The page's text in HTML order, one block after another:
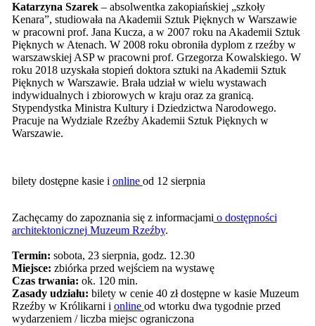
Katarzyna Szarek– absolwentka zakopiańskiej „szkoły
Kenara”, studiowała na Akademii Sztuk Pięknych w Warszawie
w pracowni prof. Jana Kucza, a w 2007 roku na Akademii Sztuk
Pięknych w Atenach. W 2008 roku obroniła dyplom z rzeźby w
warszawskiej ASP w pracowni prof. Grzegorza Kowalskiego. W
roku 2018 uzyskała stopień doktora sztuki na Akademii Sztuk
Pięknych w Warszawie. Brała udział w wielu wystawach
indywidualnych i zbiorowych w kraju oraz za granicą.
Stypendystka Ministra Kultury i Dziedzictwa Narodowego.
Pracuje na Wydziale Rzeźby Akademii Sztuk Pięknych w
Warszawie.
bilety dostępne kasie i online od 12 sierpnia
Zachęcamy do zapoznania się z informacjami o dostępności
architektonicznej Muzeum Rzeźby.
Termin: sobota, 23 sierpnia, godz. 12.30
Miejsce: zbiórka przed wejściem na wystawę
Czas trwania: ok. 120 min.
Zasady udziału: bilety w cenie 40 zł dostępne w kasie Muzeum
Rzeźby w Królikarni i online od wtorku dwa tygodnie przed
wydarzeniem / liczba miejsc ograniczona